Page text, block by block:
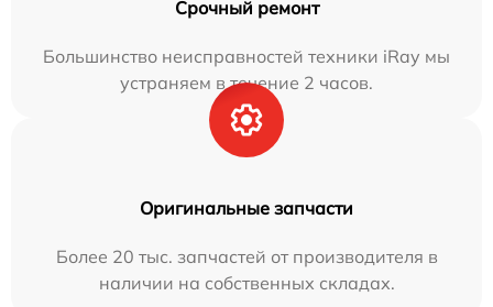
Срочный ремонт
Большинство неисправностей техники iRay мы
устраняем в течение 2 часов.
Оригинальные запчасти
Более 20 тыс. запчастей от производителя в
наличии на собственных складах.